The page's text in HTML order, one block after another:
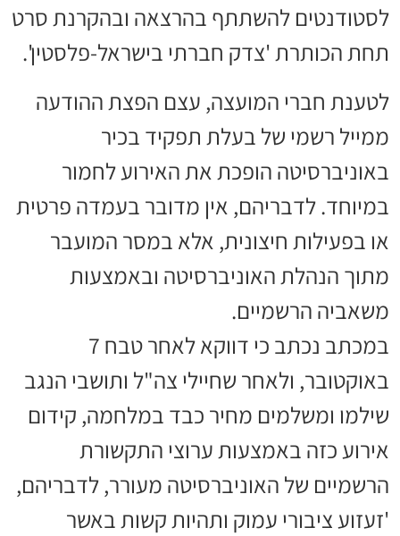
לסטודנטים להשתתף בהרצאה ובהקרנת סרט
תחת הכותרת 'צדק חברתי בישראל-פלסטין'.
לטענת חברי המועצה, עצם הפצת ההודעה
ממייל רשמי של בעלת תפקיד בכיר
באוניברסיטה הופכת את האירוע לחמור
במיוחד. לדבריהם, אין מדובר בעמדה פרטית
או בפעילות חיצונית, אלא במסר המועבר
מתוך הנהלת האוניברסיטה ובאמצעות
משאביה הרשמיים.
במכתב נכתב כי דווקא לאחר טבח 7
באוקטובר, ולאחר שחיילי צה"ל ותושבי הנגב
שילמו ומשלמים מחיר כבד במלחמה, קידום
אירוע כזה באמצעות ערוצי התקשורת
הרשמיים של האוניברסיטה מעורר, לדבריהם,
'זעזוע ציבורי עמוק ותהיות קשות באשר